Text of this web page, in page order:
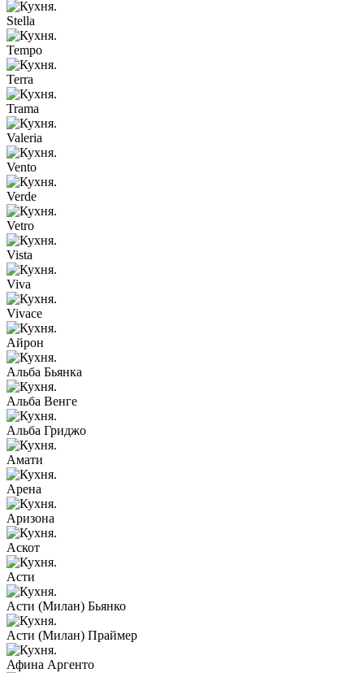
Stella
Tempo
Terra
Trama
Valeria
Vento
Verde
Vetro
Vista
Viva
Vivace
Айрон
Альба Бьянка
Альба Венге
Альба Гриджо
Амати
Арена
Аризона
Аскот
Асти
Асти (Милан) Бьянко
Асти (Милан) Праймер
Афина Аргенто